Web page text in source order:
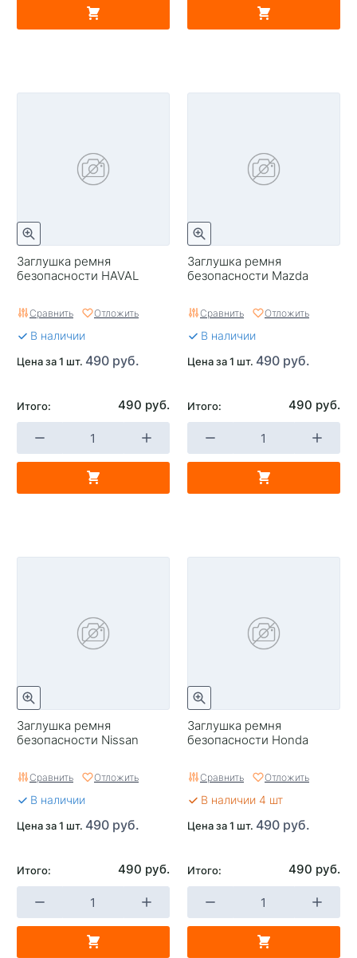
Заглушка ремня
безопасности HAVAL
Сравнить Отложить
В наличии
Цена за 1 шт. 490 руб.
Итого: 490 руб.
Заглушка ремня
безопасности Mazda
Сравнить Отложить
В наличии
Цена за 1 шт. 490 руб.
Итого: 490 руб.
Заглушка ремня
безопасности Nissan
Сравнить Отложить
В наличии
Цена за 1 шт. 490 руб.
Итого: 490 руб.
Заглушка ремня
безопасности Honda
Сравнить Отложить
В наличии 4 шт
Цена за 1 шт. 490 руб.
Итого: 490 руб.